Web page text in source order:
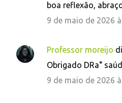
n
boa reflexão,
9 de maio de 2026
Professor moreijo
Obrigado DRa°
9 de maio de 2026